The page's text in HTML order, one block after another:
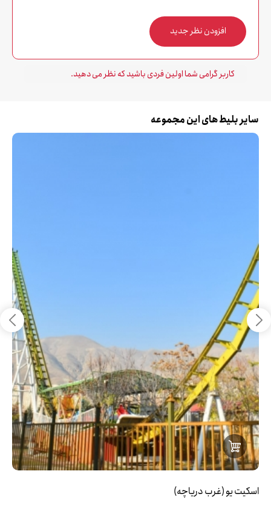
افزودن نظر جدید
کاربر گرامی شما اولین فردی باشید که نظر می دهید.
سایر بلیط های این مجموعه
اسکیت یو (غرب دریاچه)